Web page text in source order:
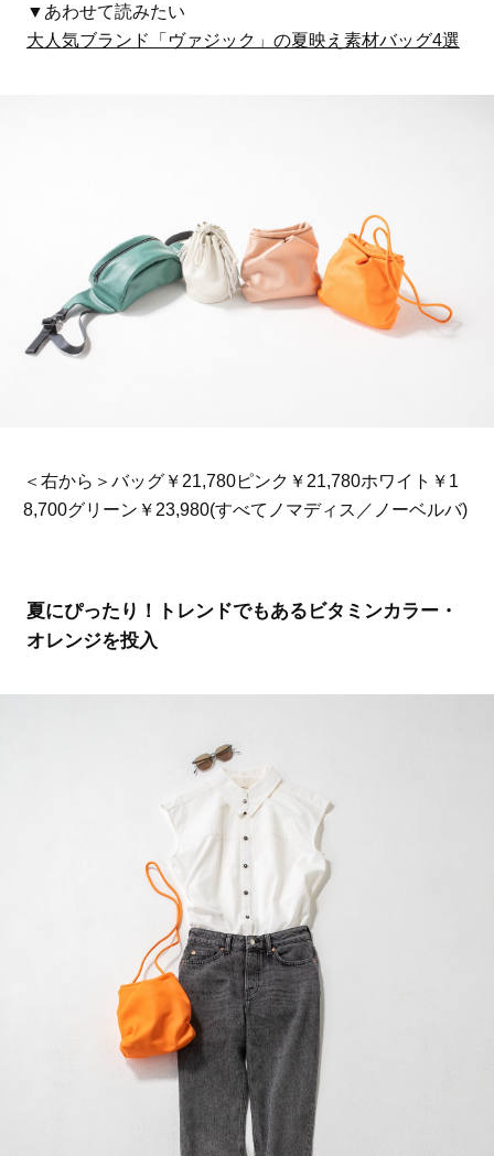
▼あわせて読みたい
大人気ブランド「ヴァジック」の夏映え素材バッグ4選
＜右から＞バッグ￥21,780ピンク￥21,780ホワイト￥1
8,700グリーン￥23,980(すべてノマディス／ノーベルバ)
夏にぴったり！トレンドでもあるビタミンカラー・
オレンジを投入